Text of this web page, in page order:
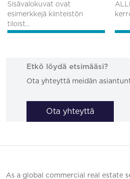
Sisävalokuvat ovat
esimerkkejä kiinteistön
tiloist...
Etkö löydä etsimääsi?
Ota yhteyttä meidän
Ota yhteyttä
As a global commercial real estate